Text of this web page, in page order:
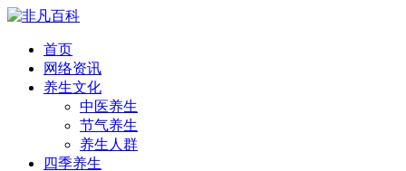
首页
网络资讯
养生文化
中医养生
节气养生
养生人群
四季养生